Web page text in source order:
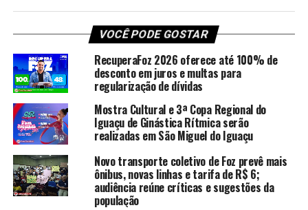
VOCÊ PODE GOSTAR
RecuperaFoz 2026 oferece até 100% de
desconto em juros e multas para
regularização de dívidas
Mostra Cultural e 3ª Copa Regional do
Iguaçu de Ginástica Rítmica serão
realizadas em São Miguel do Iguaçu
Novo transporte coletivo de Foz prevê mais
ônibus, novas linhas e tarifa de R$ 6;
audiência reúne críticas e sugestões da
população